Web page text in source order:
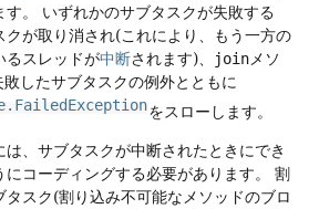
。
いずれかのサブタスクが失敗する
クが取り消され(これにより、もう一方の
るスレッドが中断されます)、 joinメソ
敗したサブタスクの例外とともに
をスローします。
、サブタスクが中断されたときにでき
コーディングする必要があります。
割
タスク(割り込み不可能なメソッドのブロ